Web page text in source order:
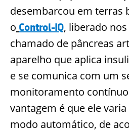
desembarcou em terras
o Control-IQ, liberado
chamado de pâncreas
aparelho que aplica
e se comunica com um
monitoramento contínuo
vantagem é que ele
modo automático, de